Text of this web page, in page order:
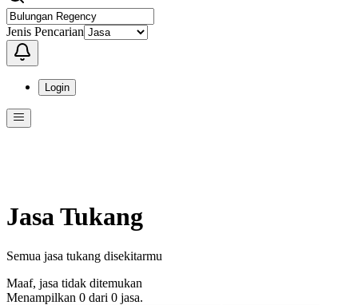
Jenis Pencarian
Login
Jasa Tukang
Semua jasa tukang disekitarmu
Maaf, jasa tidak ditemukan
Menampilkan 0 dari 0 jasa.